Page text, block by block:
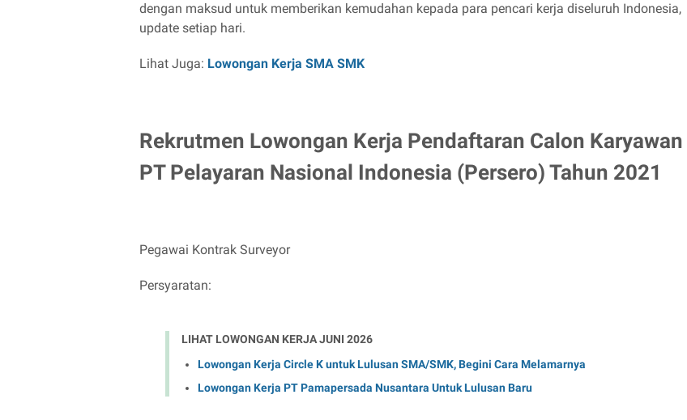
dengan maksud untuk memberikan kemudahan kepada para pencari kerja diseluruh Indonesia,
update setiap hari.
Lihat Juga: Lowongan Kerja SMA SMK
Rekrutmen Lowongan Kerja Pendaftaran Calon Karyawan
PT Pelayaran Nasional Indonesia (Persero) Tahun 2021
Pegawai Kontrak Surveyor
Persyaratan:
LIHAT LOWONGAN KERJA JUNI 2026
Lowongan Kerja Circle K untuk Lulusan SMA/SMK, Begini Cara Melamarnya
Lowongan Kerja PT Pamapersada Nusantara Untuk Lulusan Baru